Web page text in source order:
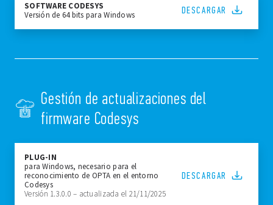
SOFTWARE CODESYS
Versión de 64 bits para Windows
DESCARGAR
Gestión de actualizaciones del
firmware Codesys
PLUG-IN
para Windows, necesario para el
reconocimiento de OPTA en el entorno
Codesys
Versión 1.3.0.0 – actualizada el 21/11/2025
DESCARGAR